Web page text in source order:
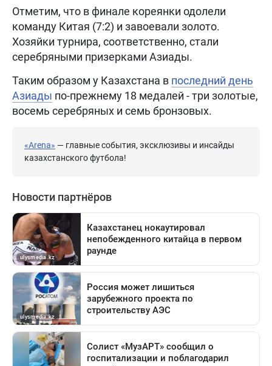
Отметим, что в финале кореянки одолели
команду Китая (7:2) и завоевали золото.
Хозяйки турнира, соответственно, стали
серебряными призерками Азиады.
Таким образом у Казахстана в последний день
Азиады по-прежнему 18 медалей - три золотые,
восемь серебряных и семь бронзовых.
«Arena» — главные события, эксклюзивы и инсайды
казахстанского футбола!